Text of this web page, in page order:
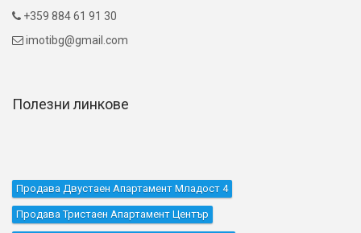
 +359 884 61 91 30
 imotibg@gmail.com
Полезни линкове
Продава Двустаен Апартамент Младост 4
Продава Тристаен Апартамент Център